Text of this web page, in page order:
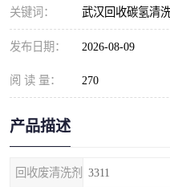
关键词： 武汉回收碳氢清
发布日期： 2026-08-09
阅 读 量： 270
产品描述
回收废清洗剂 3311